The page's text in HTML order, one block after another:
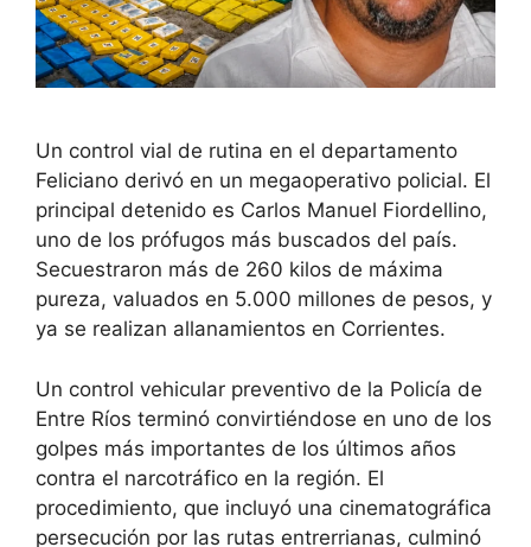
Un control vial de rutina en el departamento
Feliciano derivó en un megaoperativo policial. El
principal detenido es Carlos Manuel Fiordellino,
uno de los prófugos más buscados del país.
Secuestraron más de 260 kilos de máxima
pureza, valuados en 5.000 millones de pesos, y
ya se realizan allanamientos en Corrientes.
​Un control vehicular preventivo de la Policía de
Entre Ríos terminó convirtiéndose en uno de los
golpes más importantes de los últimos años
contra el narcotráfico en la región. El
procedimiento, que incluyó una cinematográfica
persecución por las rutas entrerrianas, culminó